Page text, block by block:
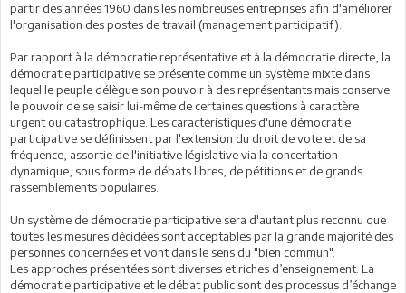
partir des années 1960 dans les nombreuses entreprises afin d'améliorer
l'organisation des postes de travail (management participatif).
Par rapport à la démocratie représentative et à la démocratie directe, la
démocratie participative se présente comme un système mixte dans
lequel le peuple délègue son pouvoir à des représentants mais conserve
le pouvoir de se saisir lui-même de certaines questions à caractère
urgent ou catastrophique. Les caractéristiques d'une démocratie
participative se définissent par l'extension du droit de vote et de sa
fréquence, assortie de l'initiative législative via la concertation
dynamique, sous forme de débats libres, de pétitions et de grands
rassemblements populaires.
Un système de démocratie participative sera d'autant plus reconnu que
toutes les mesures décidées sont acceptables par la grande majorité des
personnes concernées et vont dans le sens du "bien commun".
Les approches présentées sont diverses et riches d’enseignement. La
démocratie participative et le débat public sont des processus d’échange